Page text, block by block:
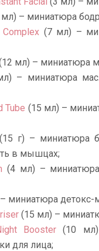
– миниатюра
(7 мл) –
мл) – миниатюра
– миниатюра
Tube (15 мл) –
(15 г) – миниатюра
в мышцах;
(4 мл) –
миниатюра детокс-
(15 мл) –
Booster (10 мл)
для лица;